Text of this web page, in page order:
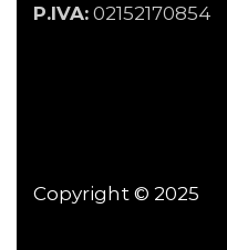
P.IVA: 02152170854
Copyright © 2025